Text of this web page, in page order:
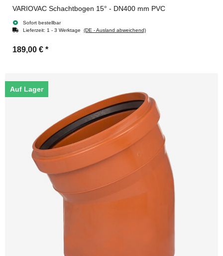
VARIOVAC Schachtbogen 15° - DN400 mm PVC
Sofort bestellbar
Lieferzeit: 1 - 3 Werktage (DE - Ausland abweichend)
189,00 € *
Auf Lager